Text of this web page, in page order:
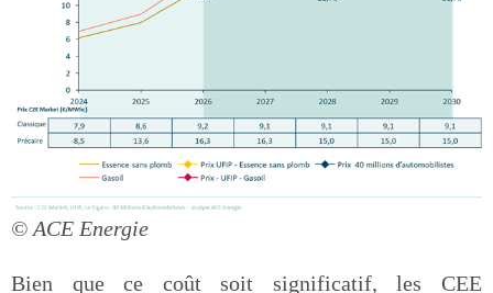
© ACE Energie
Bien que ce coût soit significatif, les CEE